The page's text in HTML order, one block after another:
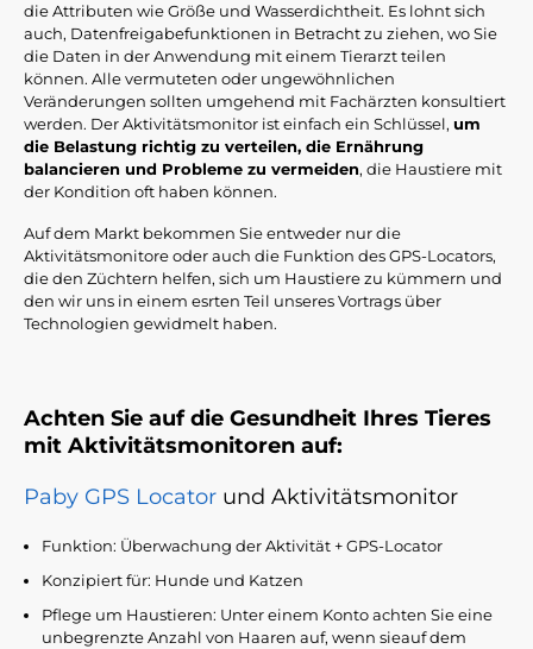
die Attributen wie Größe und Wasserdichtheit. Es lohnt sich
auch, Datenfreigabefunktionen in Betracht zu ziehen, wo Sie
die Daten in der Anwendung mit einem Tierarzt teilen
können. Alle vermuteten oder ungewöhnlichen
Veränderungen sollten umgehend mit Fachärzten konsultiert
werden. Der Aktivitätsmonitor ist einfach ein Schlüssel, um
die Belastung richtig zu verteilen, die Ernährung
balancieren und Probleme zu vermeiden, die Haustiere mit
der Kondition oft haben können.
Auf dem Markt bekommen Sie entweder nur die
Aktivitätsmonitore oder auch die Funktion des GPS-Locators,
die den Züchtern helfen, sich um Haustiere zu kümmern und
den wir uns in einem esrten Teil unseres Vortrags über
Technologien gewidmelt haben.
Achten Sie auf die Gesundheit Ihres Tieres
mit Aktivitätsmonitoren auf:
Paby GPS Locator und Aktivitätsmonitor
Funktion: Überwachung der Aktivität + GPS-Locator
Konzipiert für: Hunde und Katzen
Pflege um Haustieren: Unter einem Konto achten Sie eine
unbegrenzte Anzahl von Haaren auf, wenn sieauf dem